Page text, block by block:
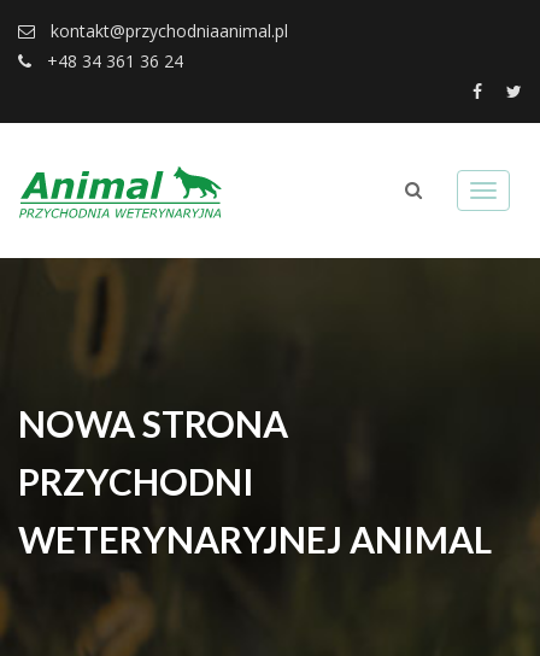
kontakt@przychodniaanimal.pl
+48 34 361 36 24
NOWA STRONA
PRZYCHODNI
WETERYNARYJNEJ ANIMAL